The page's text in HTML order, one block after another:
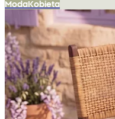
ModaKobieta